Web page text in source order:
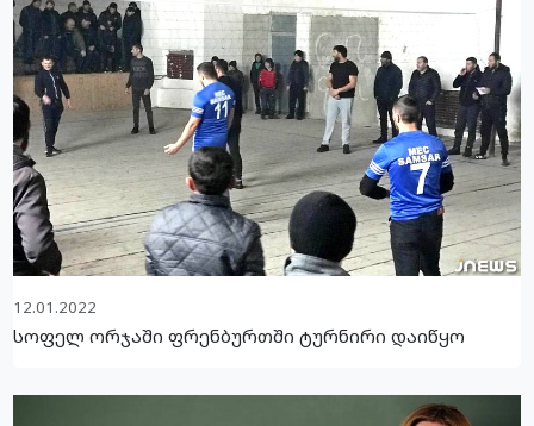
12.01.2022
სოფელ ორჯაში ფრენბურთში ტურნირი დაიწყო